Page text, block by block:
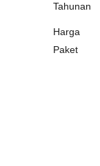
Tahunan
Harga
Paket